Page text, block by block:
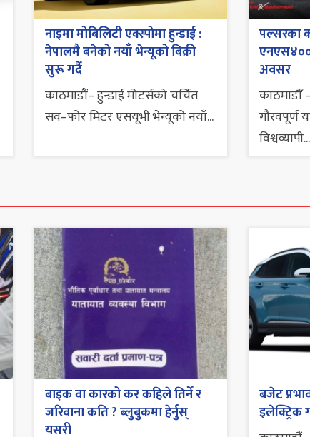
नाइमा मोबिलिटी एक्स्पोमा हुन्डाई :
नेपालमै बनेको नयाँ भेन्यूको बिक्री
सुरू गर्दै
काठमाडौं– हुन्डाई मोटर्सको चर्चित
सव–फोर मिटर एसयूभी भेन्यूको नयाँ...
पल्सरका
अवसर
काठमाडौँ
गौरवपूर्ण
विश्वव्यापी...
बाइक वा कारको कर कहिले तिर्ने र
जरिवाना कति ? ब्लुबुकमा हेर्नुस्
यसरी
बजेट
इलेक्ट्रिक